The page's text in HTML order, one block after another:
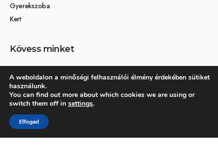
Gyerekszoba
Kert
Kövess minket
Társoldalak
Otthon és dekoráció
Kertikék kertmagazin
A weboldalon a minőségi felhasználói élmény érdekében sütiket
használunk.
You can find out more about which cookies we are using or
switch them off in settings.
Elfogad